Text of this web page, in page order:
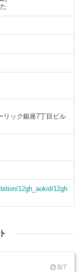
リック銀座7丁目ビル
12gh_aokid/12gh
8/7